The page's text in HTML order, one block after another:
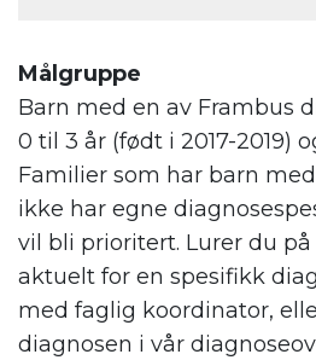
Målgruppe
Barn med en av Frambus
0 til 3 år (født i 2017-2019)
Familier som har barn
ikke har egne
vil bli prioritert. Lurer du
aktuelt for en spesifikk
med faglig koordinator,
diagnosen i vår